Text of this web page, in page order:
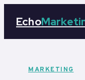
Echo
MARKETING